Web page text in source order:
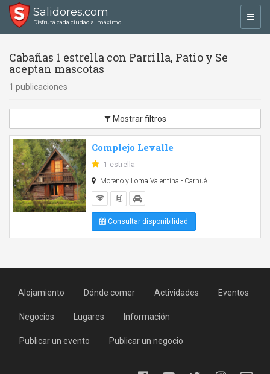
Salidores.com
Disfrutá cada ciudad al máximo
Cabañas 1 estrella con Parrilla, Patio y Se
aceptan mascotas
1 publicaciones
Mostrar filtros
Complejo Levalle
1 estrella
Moreno y Loma Valentina - Carhué
Consultar disponibilidad
Alojamiento Dónde comer Actividades Eventos
Negocios Lugares Información
Publicar un evento Publicar un negocio